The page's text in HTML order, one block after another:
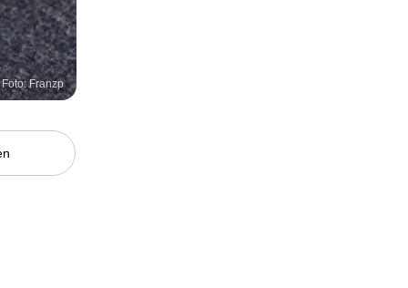
Foto: Franzp